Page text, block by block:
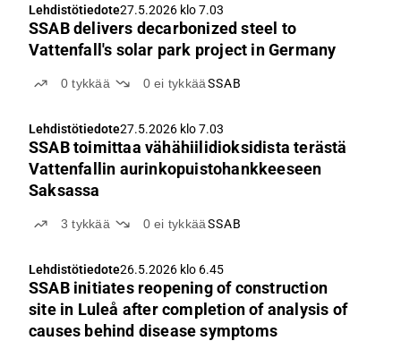
Lehdistötiedote27.5.2026 klo 7.03
SSAB delivers decarbonized steel to
Vattenfall's solar park project in Germany
0tykkää 0ei tykkääSSAB
Lehdistötiedote27.5.2026 klo 7.03
SSAB toimittaa vähähiilidioksidista terästä
Vattenfallin aurinkopuistohankkeeseen
Saksassa
3tykkää 0ei tykkääSSAB
Lehdistötiedote26.5.2026 klo 6.45
SSAB initiates reopening of construction
site in Luleå after completion of analysis of
causes behind disease symptoms